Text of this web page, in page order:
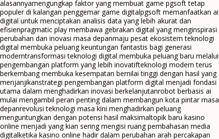
alasannyamengungkap faktor yang membuat game pgsoft tetap
populer di kalangan penggemar game digitalpgsoft memanfaatkan ai
digital untuk menciptakan analisis data yang lebih akurat dan
efisienpragmatic play membawa gebrakan digital yang menginspirasi
perubahan dan inovasi masa depanmaju pesat ekosistem teknologi
digital membuka peluang keuntungan fantastis bagi generasi
moderntransformasi teknologi digital membuka peluang baru melalui
pengembangan platform yang lebih inovatifteknologi modern terus
berkembang membuka kesempatan bernilai tinggi dengan hasil yang
menjanjikanstrategi pengembangan platform digital menjadi fondasi
utama dalam menghadirkan inovasi berkelanjutanrobot berbasis ai
mulai mengambil peran penting dalam membangun kota pintar masa
depanrevolusi teknologi masa kini menghadirkan peluang
menguntungkan dengan potensi hasil maksimaltopik baru kasino
online menjadi yang kian sering mengisi ruang pembahasan media
digitalketika kasino online hadir dalam perubahan arah percakapan